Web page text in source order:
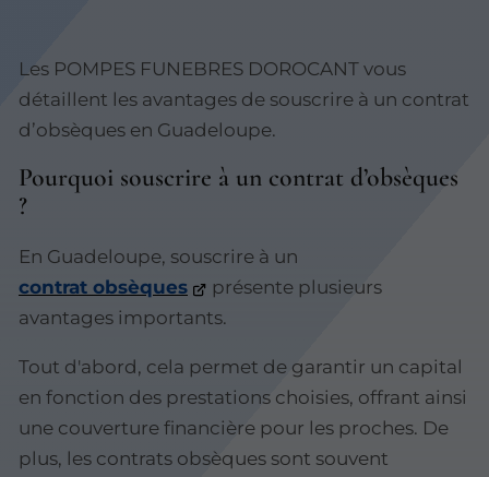
Les POMPES FUNEBRES DOROCANT vous
détaillent les avantages de souscrire à un contrat
d’obsèques en Guadeloupe.
Pourquoi souscrire à un contrat d’obsèques
?
En Guadeloupe, souscrire à un
contrat obsèques
présente plusieurs
avantages importants.
Tout d'abord, cela permet de garantir un capital
en fonction des prestations choisies, offrant ainsi
une couverture financière pour les proches. De
plus, les contrats obsèques sont souvent